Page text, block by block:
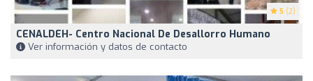
5 (2)
CENALDEH- Centro Nacional De Desallorro Humano
Ver información y datos de contacto